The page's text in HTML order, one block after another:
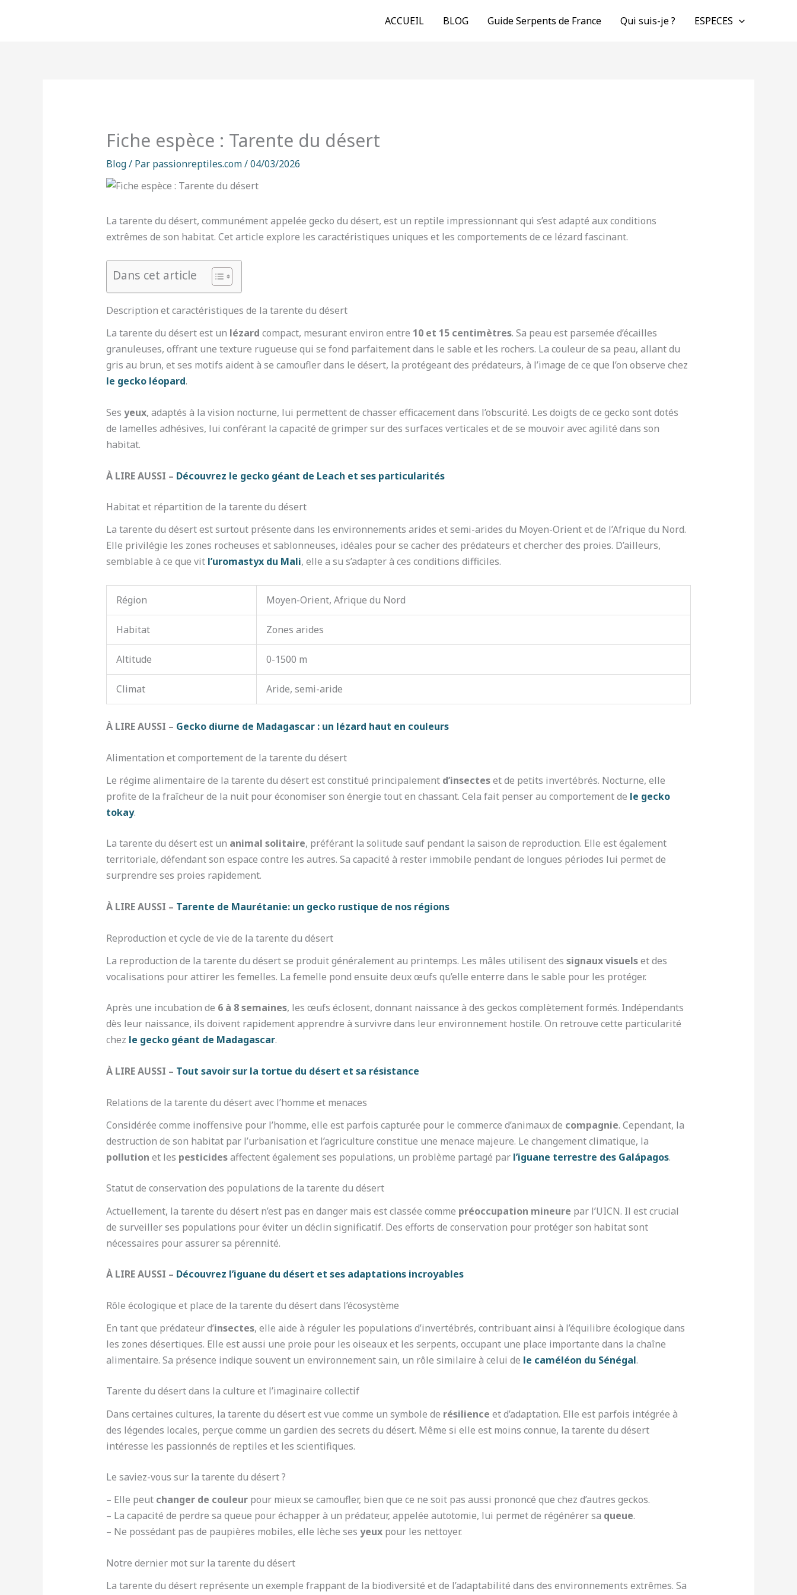
ACCUEIL BLOG Guide Serpents de France Qui suis-je ? ESPECES
Fiche espèce : Tarente du désert
Blog/ Par passionreptiles.com/04/03/2026
La tarente du désert, communément appelée gecko du désert, est un reptile impressionnant qui s’est adapté aux conditions
extrêmes de son habitat. Cet article explore les caractéristiques uniques et les comportements de ce lézard fascinant.
Dans cet article
Description et caractéristiques de la tarente du désert
La tarente du désert est un lézard compact, mesurant environ entre 10 et 15 centimètres. Sa peau est parsemée d’écailles
granuleuses, offrant une texture rugueuse qui se fond parfaitement dans le sable et les rochers. La couleur de sa peau, allant du
gris au brun, et ses motifs aident à se camoufler dans le désert, la protégeant des prédateurs, à l’image de ce que l’on observe chez
le gecko léopard.
Ses yeux, adaptés à la vision nocturne, lui permettent de chasser efficacement dans l’obscurité. Les doigts de ce gecko sont dotés
de lamelles adhésives, lui conférant la capacité de grimper sur des surfaces verticales et de se mouvoir avec agilité dans son
habitat.
À LIRE AUSSI – Découvrez le gecko géant de Leach et ses particularités
Habitat et répartition de la tarente du désert
La tarente du désert est surtout présente dans les environnements arides et semi-arides du Moyen-Orient et de l’Afrique du Nord.
Elle privilégie les zones rocheuses et sablonneuses, idéales pour se cacher des prédateurs et chercher des proies. D’ailleurs,
semblable à ce que vit l’uromastyx du Mali, elle a su s’adapter à ces conditions difficiles.
Région Moyen-Orient, Afrique du Nord
Habitat Zones arides
Altitude 0-1500 m
Climat Aride, semi-aride
À LIRE AUSSI – Gecko diurne de Madagascar : un lézard haut en couleurs
Alimentation et comportement de la tarente du désert
Le régime alimentaire de la tarente du désert est constitué principalement d’insecteset de petits invertébrés. Nocturne, elle
profite de la fraîcheur de la nuit pour économiser son énergie tout en chassant. Cela fait penser au comportement de le gecko
tokay.
La tarente du désert est un animal solitaire, préférant la solitude sauf pendant la saison de reproduction. Elle est également
territoriale, défendant son espace contre les autres. Sa capacité à rester immobile pendant de longues périodes lui permet de
surprendre ses proies rapidement.
À LIRE AUSSI – Tarente de Maurétanie: un gecko rustique de nos régions
Reproduction et cycle de vie de la tarente du désert
La reproduction de la tarente du désert se produit généralement au printemps. Les mâles utilisent des signaux visuelset des
vocalisations pour attirer les femelles. La femelle pond ensuite deux œufs qu’elle enterre dans le sable pour les protéger.
Après une incubation de 6 à 8 semaines, les œufs éclosent, donnant naissance à des geckos complètement formés. Indépendants
dès leur naissance, ils doivent rapidement apprendre à survivre dans leur environnement hostile. On retrouve cette particularité
chez le gecko géant de Madagascar.
À LIRE AUSSI – Tout savoir sur la tortue du désert et sa résistance
Relations de la tarente du désert avec l’homme et menaces
Considérée comme inoffensive pour l’homme, elle est parfois capturée pour le commerce d’animaux de compagnie. Cependant, la
destruction de son habitat par l’urbanisation et l’agriculture constitue une menace majeure. Le changement climatique, la
pollution et les pesticidesaffectent également ses populations, un problème partagé par l’iguane terrestre des Galápagos.
Statut de conservation des populations de la tarente du désert
Actuellement, la tarente du désert n’est pas en danger mais est classée comme préoccupation mineure par l’UICN. Il est crucial
de surveiller ses populations pour éviter un déclin significatif. Des efforts de conservation pour protéger son habitat sont
nécessaires pour assurer sa pérennité.
À LIRE AUSSI – Découvrez l’iguane du désert et ses adaptations incroyables
Rôle écologique et place de la tarente du désert dans l’écosystème
En tant que prédateur d’insectes, elle aide à réguler les populations d’invertébrés, contribuant ainsi à l’équilibre écologique dans
les zones désertiques. Elle est aussi une proie pour les oiseaux et les serpents, occupant une place importante dans la chaîne
alimentaire. Sa présence indique souvent un environnement sain, un rôle similaire à celui de le caméléon du Sénégal.
Tarente du désert dans la culture et l’imaginaire collectif
Dans certaines cultures, la tarente du désert est vue comme un symbole de résilience et d’adaptation. Elle est parfois intégrée à
des légendes locales, perçue comme un gardien des secrets du désert. Même si elle est moins connue, la tarente du désert
intéresse les passionnés de reptiles et les scientifiques.
Le saviez-vous sur la tarente du désert ?
– Elle peut changer de couleurpour mieux se camoufler, bien que ce ne soit pas aussi prononcé que chez d’autres geckos.
– La capacité de perdre sa queue pour échapper à un prédateur, appelée autotomie, lui permet de régénérer sa queue.
– Ne possédant pas de paupières mobiles, elle lèche ses yeuxpour les nettoyer.
Notre dernier mot sur la tarente du désert
La tarente du désert représente un exemple frappant de la biodiversité et de l’adaptabilité dans des environnements extrêmes. Sa